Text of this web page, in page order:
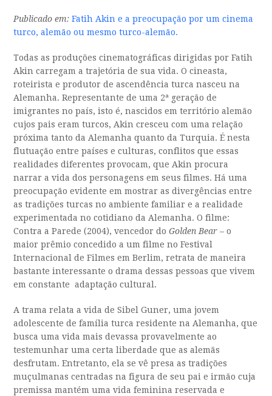
Publicado em: Fatih Akin e a preocupação por um cinema
turco, alemão ou mesmo turco-alemão.
Todas as produções cinematográficas dirigidas por Fatih
Akin carregam a trajetória de sua vida. O cineasta,
roteirista e produtor de ascendência turca nasceu na
Alemanha. Representante de uma 2ª geração de
imigrantes no país, isto é, nascidos em território alemão
cujos pais eram turcos, Akin cresceu com uma relação
próxima tanto da Alemanha quanto da Turquia. É nesta
flutuação entre países e culturas, conflitos que essas
realidades diferentes provocam, que Akin procura
narrar a vida dos personagens em seus filmes. Há uma
preocupação evidente em mostrar as divergências entre
as tradições turcas no ambiente familiar e a realidade
experimentada no cotidiano da Alemanha. O filme:
Contra a Parede (2004), vencedor doGolden Bear – o
maior prêmio concedido a um filme no Festival
Internacional de Filmes em Berlim, retrata de maneira
bastante interessante o drama dessas pessoas que vivem
em constante adaptação cultural.
A trama relata a vida de Sibel Guner, uma jovem
adolescente de família turca residente na Alemanha, que
busca uma vida mais devassa provavelmente ao
testemunhar uma certa liberdade que as alemãs
desfrutam. Entretanto, ela se vê presa as tradições
muçulmanas centradas na figura de seu pai e irmão cuja
premissa mantém uma vida feminina reservada e